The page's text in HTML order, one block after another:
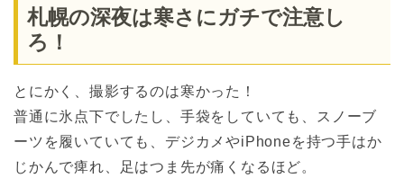
札幌の深夜は寒さにガチで注意し
ろ！
とにかく、撮影するのは寒かった！
普通に氷点下でしたし、手袋をしていても、スノーブ
ーツを履いていても、デジカメやiPhoneを持つ手はか
じかんで痺れ、足はつま先が痛くなるほど。